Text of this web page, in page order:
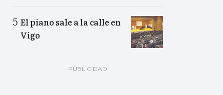
El piano sale a la calle en
Vigo